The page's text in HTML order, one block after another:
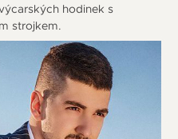
hodinek s
strojkem.